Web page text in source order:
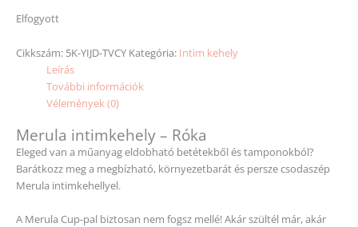
Elfogyott
Cikkszám: 5K-YIJD-TVCY Kategória: Intim kehely
Leírás
További információk
Vélemények (0)
Merula intimkehely – Róka
Eleged van a műanyag eldobható betétekből és tamponokból?
Barátkozz meg a megbízható, környezetbarát és persze csodaszép
Merula intimkehellyel.
A Merula Cup-pal biztosan nem fogsz mellé! Akár szültél már, akár